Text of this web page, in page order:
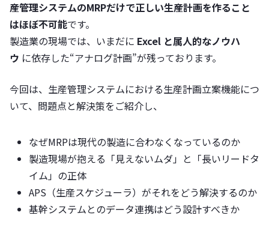
産管理システムのMRPだけで正しい生産計画を作ること
はほぼ不可能です。
製造業の現場では、いまだに Excel と属人的なノウハ
ウ に依存した“アナログ計画”が残っております。
今回は、生産管理システムにおける生産計画立案機能につ
いて、問題点と解決策をご紹介し、
なぜMRPは現代の製造に合わなくなっているのか
製造現場が抱える「見えないムダ」と「長いリードタ
イム」の正体
APS（生産スケジューラ）がそれをどう解決するのか
基幹システムとのデータ連携はどう設計すべきか